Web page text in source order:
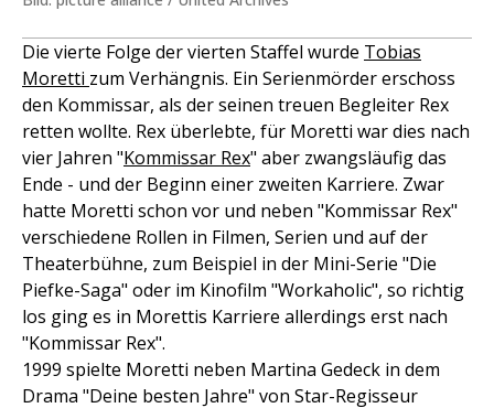
Die vierte Folge der vierten Staffel wurde Tobias
Moretti zum Verhängnis. Ein Serienmörder erschoss
den Kommissar, als der seinen treuen Begleiter Rex
retten wollte. Rex überlebte, für Moretti war dies nach
vier Jahren "Kommissar Rex" aber zwangsläufig das
Ende - und der Beginn einer zweiten Karriere. Zwar
hatte Moretti schon vor und neben "Kommissar Rex"
verschiedene Rollen in Filmen, Serien und auf der
Theaterbühne, zum Beispiel in der Mini-Serie "Die
Piefke-Saga" oder im Kinofilm "Workaholic", so richtig
los ging es in Morettis Karriere allerdings erst nach
"Kommissar Rex".
1999 spielte Moretti neben Martina Gedeck in dem
Drama "Deine besten Jahre" von Star-Regisseur